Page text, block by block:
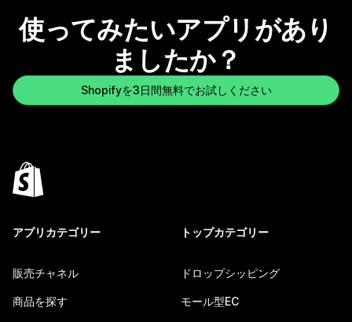
使ってみたいアプリがあり
ましたか？
Shopifyを3日間無料でお試しください
アプリカテゴリー
販売チャネル
商品を探す
トップカテゴリー
ドロップシッピング
モール型EC